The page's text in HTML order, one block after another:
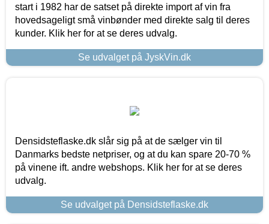
start i 1982 har de satset på direkte import af vin fra
hovedsageligt små vinbønder med direkte salg til deres
kunder. Klik her for at se deres udvalg.
Se udvalget på JyskVin.dk
Densidsteflaske.dk slår sig på at de sælger vin til
Danmarks bedste netpriser, og at du kan spare 20-70 %
på vinene ift. andre webshops. Klik her for at se deres
udvalg.
Se udvalget på Densidsteflaske.dk